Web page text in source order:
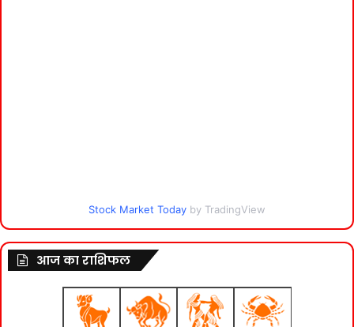
Stock Market Today by TradingView
आज का राशिफल